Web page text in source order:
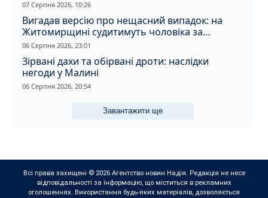
07 Серпня 2026, 10:26
Вигадав версію про нещасний випадок: на
Житомирщині судитимуть чоловіка за
вбивство співмешканки
06 Серпня 2026, 23:01
Зірвані дахи та обірвані дроти: наслідки
негоди у Малині
06 Серпня 2026, 20:54
Завантажити ще
Всі права захищені © 2026 Агентство новин Надія. Редакція не несе
відповідальності за інформацію, що міститься в рекламних
оголошеннях. Використання будь-яких матеріалів, дозволяється